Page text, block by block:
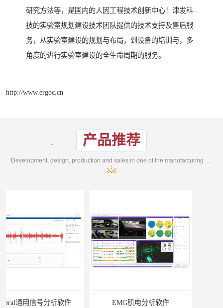
研究方法等，是国内的人因工程技术创新中心！津发科
技的实验室规划建设技术团队提供的技术支持及售后服
务，从实验室建设的规划与布局，到设备的培训与，多
角度的进行实验室建设的全生命周期的服务。
http://www.ergoc.cn
产品推荐
Development, design, production and sales in one of the manufacturing enterprises
EMG肌电分析软件 ErgoLAB人机环境同步云平台